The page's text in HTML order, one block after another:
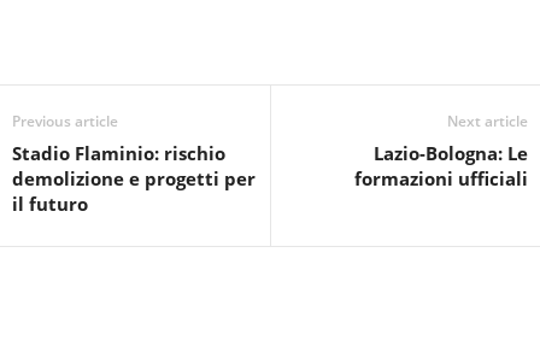
Previous article
Stadio Flaminio: rischio
demolizione e progetti per
il futuro
Next article
Lazio-Bologna: Le
formazioni ufficiali